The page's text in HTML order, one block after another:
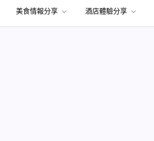
美食情報分享 酒店體驗分享